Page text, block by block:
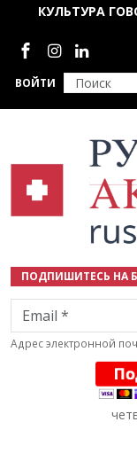
Перейти к
ВОЙТИ
КУЛЬТУРА
Социальные сети
ПОДПИШИТЕСЬ НА
Email
Адрес электронной